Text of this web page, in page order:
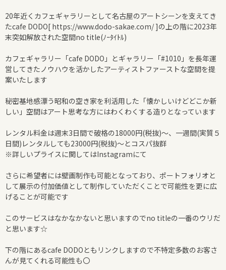
20年近くカフェギャラリーとして名古屋のアートシーンを支えてき
たcafe DODO[ https://www.dodo-sakae.com/ ]の上の階に2023年
末突如解放された空間no title(ﾉｰﾀｲﾄﾙ)
カフェギャラリー「cafe DODO」とギャラリー「#1010」を長年運
営してきたノウハウを活かしたアーティストファーストな空間を提
案いたします
秘密基地感漂う昭和の空き家を利活用した「懐かしいけどどこか新
しい」空間はアート思考な方にはわくわくする造りとなっています
レンタル料金は週末3日間で破格の18000円(税抜)～、一週間(実質５
日間)レンタルしても23000円(税抜)～とコスパ抜群
※詳しいプライスに関してはInstagramにて
さらに希望者には壁画制作も可能となっており、ポートフォリオと
して展示の付加価値として制作していただくことで可能性を更に広
げることが可能です
このサービスはなかなかないと思いますのでno titleの一番のウリだ
と思います☆
下の階にあるcafe DODOともリンクしますので不特定多数のお客さ
んが見てくれる可能性も〇